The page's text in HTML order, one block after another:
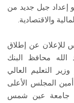
نحو إعداد جيل جديد من
والاقتصادية.
للإعلان عن إطلاق
محافظ البنك
التعليم العالي
المجلس الأعلى
جامعة عين شمس